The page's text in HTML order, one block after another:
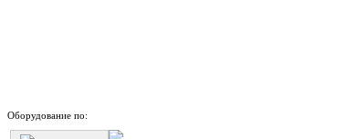
Оборудование по: